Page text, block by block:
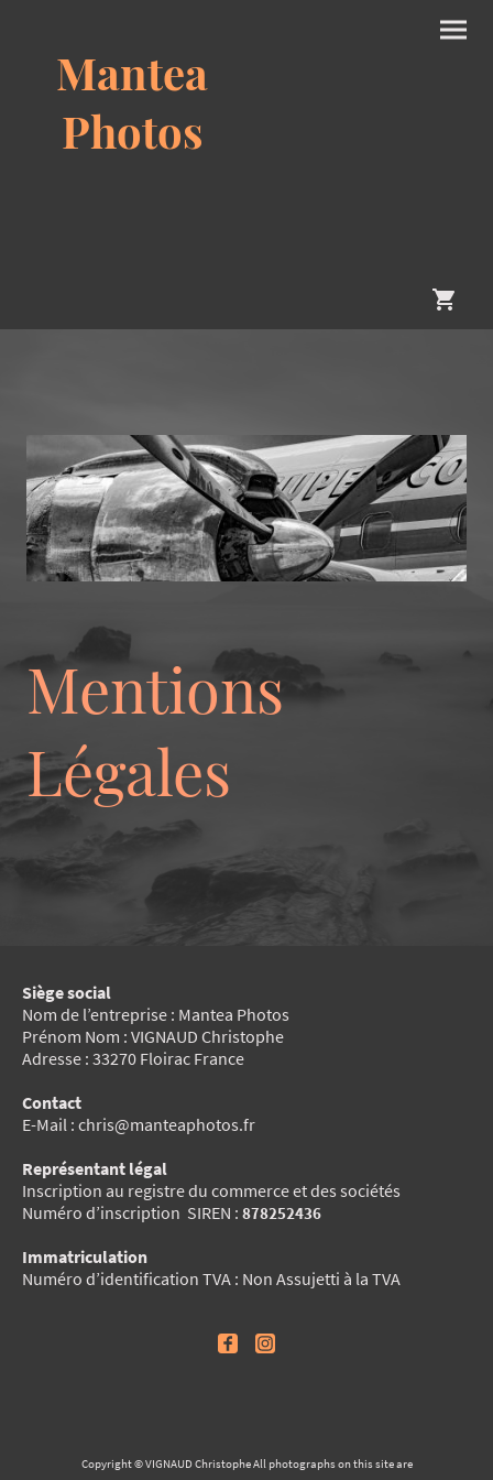
Mantea
Photos
Mentions
Légales
Siège social
Nom de l’entreprise : Mantea Photos
Prénom Nom : VIGNAUD Christophe
Adresse : 33270 Floirac France
Contact
E-Mail : chris@manteaphotos.fr
Représentant légal
Inscription au registre du commerce et des sociétés
Numéro d’inscription SIREN : 878252436
Immatriculation
Numéro d’identification TVA : Non Assujetti à la TVA
Copyright © VIGNAUD Christophe All photographs on this site are